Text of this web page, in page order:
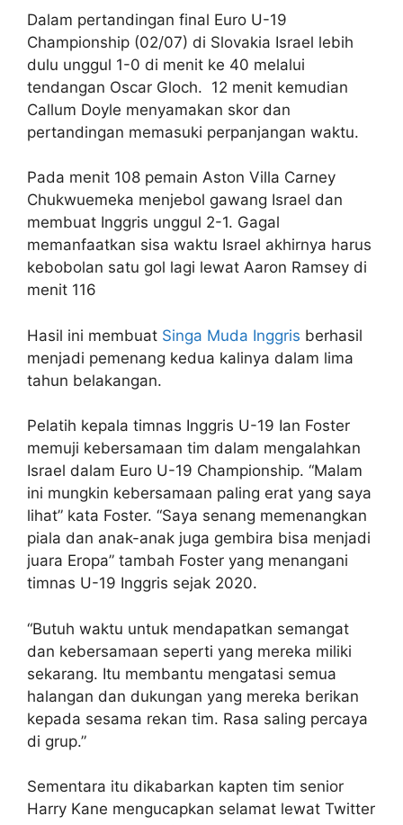
Dalam pertandingan final Euro U-19
Championship (02/07) di Slovakia Israel lebih
dulu unggul 1-0 di menit ke 40 melalui
tendangan Oscar Gloch. 12 menit kemudian
Callum Doyle menyamakan skor dan
pertandingan memasuki perpanjangan waktu.
Pada menit 108 pemain Aston Villa Carney
Chukwuemeka menjebol gawang Israel dan
membuat Inggris unggul 2-1. Gagal
memanfaatkan sisa waktu Israel akhirnya harus
kebobolan satu gol lagi lewat Aaron Ramsey di
menit 116
Hasil ini membuat Singa Muda Inggris berhasil
menjadi pemenang kedua kalinya dalam lima
tahun belakangan.
Pelatih kepala timnas Inggris U-19 Ian Foster
memuji kebersamaan tim dalam mengalahkan
Israel dalam Euro U-19 Championship. “Malam
ini mungkin kebersamaan paling erat yang saya
lihat” kata Foster. “Saya senang memenangkan
piala dan anak-anak juga gembira bisa menjadi
juara Eropa” tambah Foster yang menangani
timnas U-19 Inggris sejak 2020.
“Butuh waktu untuk mendapatkan semangat
dan kebersamaan seperti yang mereka miliki
sekarang. Itu membantu mengatasi semua
halangan dan dukungan yang mereka berikan
kepada sesama rekan tim. Rasa saling percaya
di grup.”
Sementara itu dikabarkan kapten tim senior
Harry Kane mengucapkan selamat lewat Twitter